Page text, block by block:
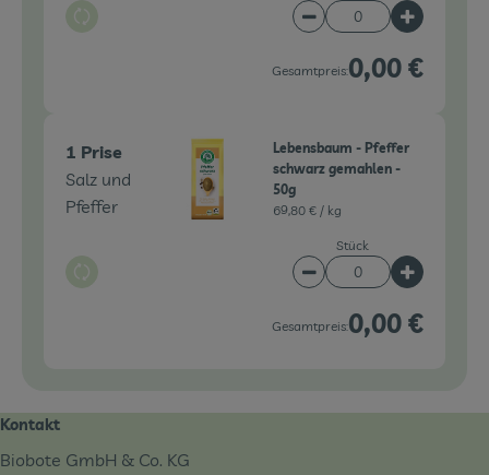
Auswahl ändern Artikelanzahl
Gesamtpreis:0,00 €
1 Prise
Salz und
Pfeffer
Auswahl ändern
Lebensbaum - Pfeffer
schwarz gemahlen -
50g
69,80 € / kg
Stück
Artikelanzahl
Gesamtpreis:0,00 €
Kontakt
Biobote GmbH & Co. KG